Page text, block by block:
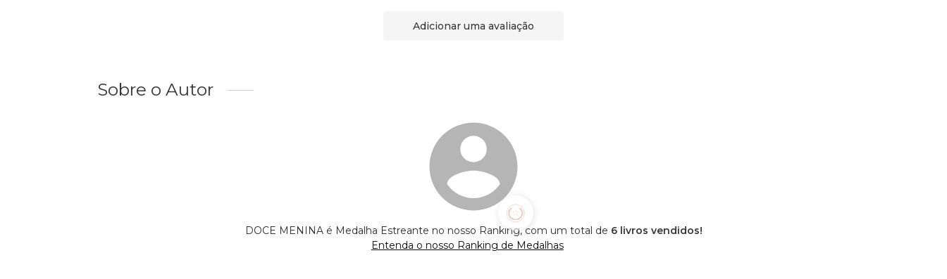
Adicionar uma avaliação
Sobre o Autor
DOCE MENINA é Medalha Estreante no nosso Ranking, com um total de 6 livros vendidos!
Entenda o nosso Ranking de Medalhas